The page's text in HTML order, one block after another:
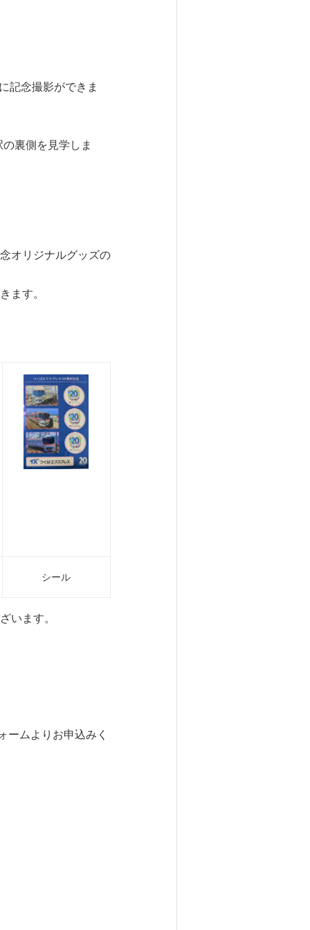
記念撮影ができま
裏側を見学しま
オリジナルグッズの
ます。
シール
います。
ムよりお申込みく